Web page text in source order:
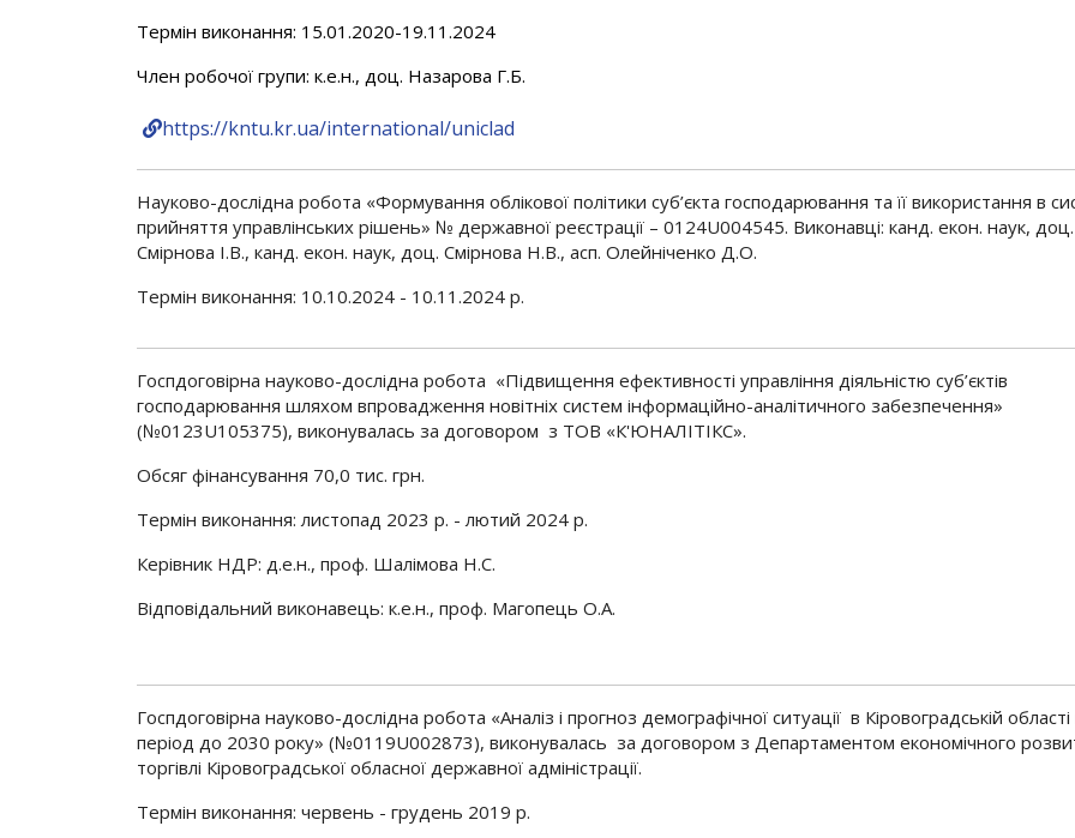
Термін виконання: 15.01.2020-19.11.2024
Член робочої групи: к.е.н., доц. Назарова Г.Б.
https://kntu.kr.ua/international/uniclad
Науково-дослідна робота «Формування облікової політики суб’єкта господарювання та її використання в
прийняття управлінських рішень» № державної реєстрації – 0124U004545. Виконавці: канд. екон. наук, доц.
Смірнова І.В., канд. екон. наук, доц. Смірнова Н.В., асп. Олейніченко Д.О.
Термін виконання: 10.10.2024 - 10.11.2024 р.
Госпдоговірна науково-дослідна робота «Підвищення ефективності управління діяльністю суб’єктів
господарювання шляхом впровадження новітніх систем інформаційно-аналітичного забезпечення»
(№0123U105375), виконувалась за договором з ТОВ «К'ЮНАЛІТІКС».
Обсяг фінансування 70,0 тис. грн.
Термін виконання: листопад 2023 р. - лютий 2024 р.
Керівник НДР: д.е.н., проф. Шалімова Н.С.
Відповідальний виконавець: к.е.н., проф. Магопець О.А.
Госпдоговірна науково-дослідна робота «Аналіз і прогноз демографічної ситуації в Кіровоградській області
період до 2030 року» (№0119U002873), виконувалась за договором з Департаментом економічного
торгівлі Кіровоградської обласної державної адміністрації.
Термін виконання: червень - грудень 2019 р.